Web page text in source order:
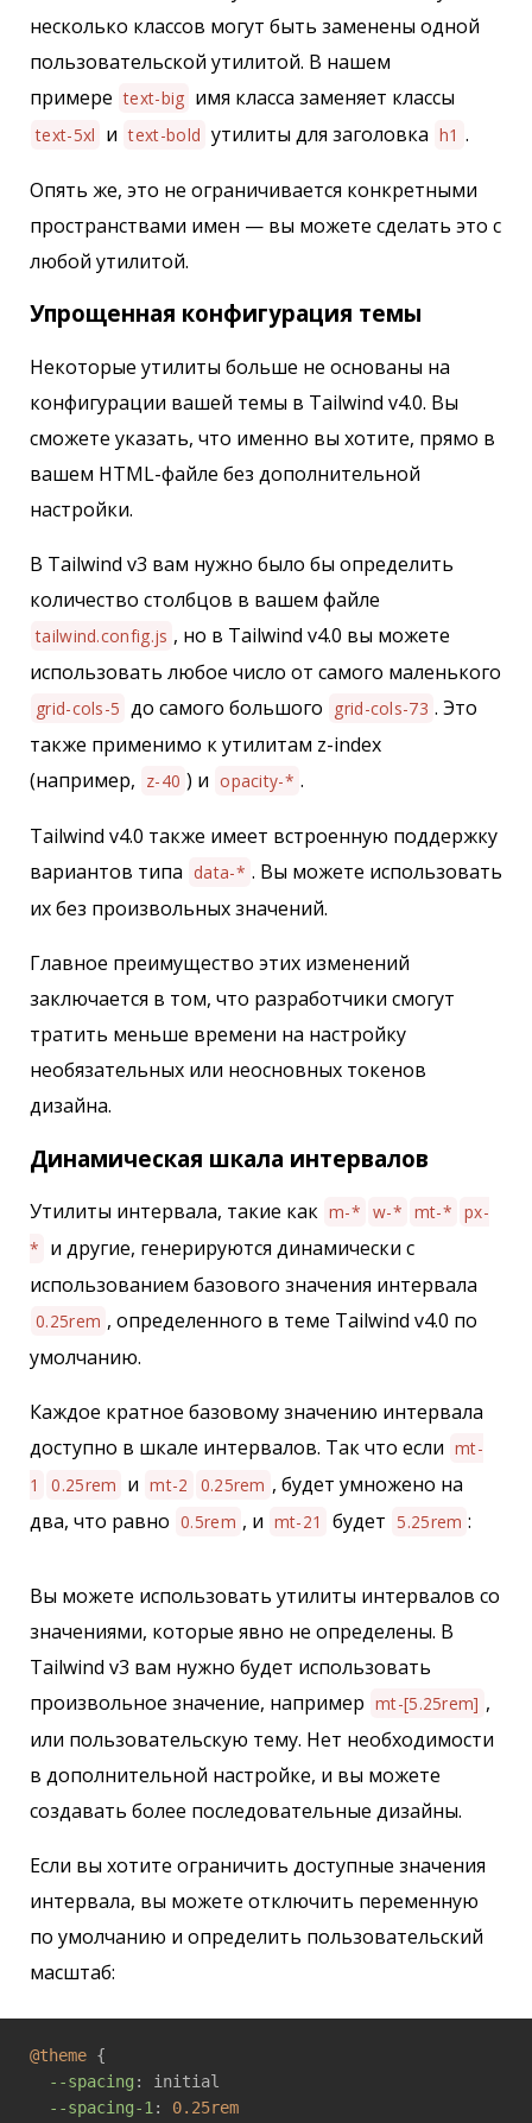
несколько классов могут быть заменены одной
пользовательской утилитой. В нашем
примере text-big имя класса заменяет классы
text-5xl и text-bold утилиты для заголовка h1 .
Опять же, это не ограничивается конкретными
пространствами имен — вы можете сделать это с
любой утилитой.
Упрощенная конфигурация темы
Некоторые утилиты больше не основаны на
конфигурации вашей темы в Tailwind v4.0. Вы
сможете указать, что именно вы хотите, прямо в
вашем HTML-файле без дополнительной
настройки.
В Tailwind v3 вам нужно было бы определить
количество столбцов в вашем файле
tailwind.config.js , но в Tailwind v4.0 вы можете
использовать любое число от самого маленького
grid-cols-5 до самого большого grid-cols-73 . Это
также применимо к утилитам z-index
(например, z-40 ) и opacity-* .
Tailwind v4.0 также имеет встроенную поддержку
вариантов типа data-* . Вы можете использовать
их без произвольных значений.
Главное преимущество этих изменений
заключается в том, что разработчики смогут
тратить меньше времени на настройку
необязательных или неосновных токенов
дизайна.
Динамическая шкала интервалов
Утилиты интервала, такие как m-* w-* mt-* px-
* и другие, генерируются динамически с
использованием базового значения интервала
0.25rem , определенного в теме Tailwind v4.0 по
умолчанию.
Каждое кратное базовому значению интервала
доступно в шкале интервалов. Так что если mt-
1
0.25rem и mt-2 0.25rem , будет умножено на
два, что равно 0.5rem , и mt-21 будет 5.25rem :
Вы можете использовать утилиты интервалов со
значениями, которые явно не определены. В
Tailwind v3 вам нужно будет использовать
произвольное значение, например mt-[5.25rem] ,
или пользовательскую тему. Нет необходимости
в дополнительной настройке, и вы можете
создавать более последовательные дизайны.
Если вы хотите ограничить доступные значения
интервала, вы можете отключить переменную
по умолчанию и определить пользовательский
масштаб:
@theme {
--spacing : initial
--spacing-1: 0.25rem